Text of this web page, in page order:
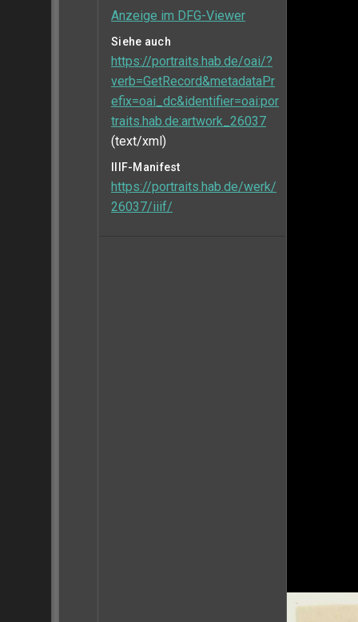
Anzeige im DFG-Viewer
Siehe auch
https://portraits.hab.de/oai/?
verb=GetRecord&metadataPr
efix=oai_dc&identifier=oai:por
traits.hab.de:artwork_26037
(text/xml)
IIIF-Manifest
https://portraits.hab.de/werk/
26037/iiif/